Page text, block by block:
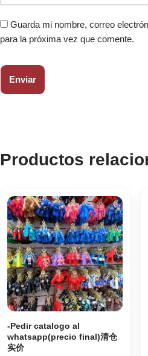
Guarda mi nombre, correo
para la próxima vez que comente.
Productos
-Pedir catalogo al
whatsapp(precio final)清仓
实价